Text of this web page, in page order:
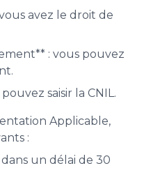
avez le droit de
: vous pouvez
saisir la CNIL.
Applicable,
:
un délai de 30